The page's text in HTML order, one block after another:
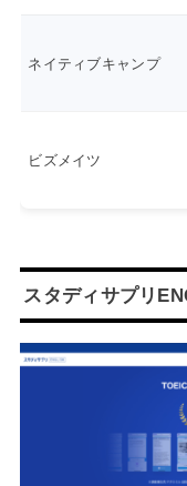
ネイティブキャンプ
ビズメイツ
スタディサプリ